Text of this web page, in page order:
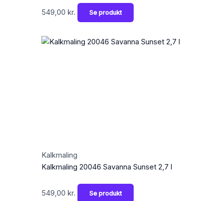
549,00 kr. Se produkt
Kalkmaling
Kalkmaling 20046 Savanna Sunset 2,7 l
549,00 kr. Se produkt